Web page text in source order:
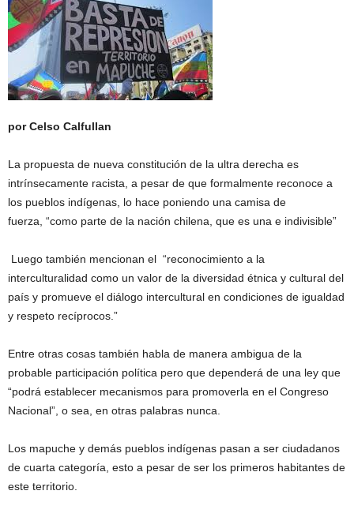
por Celso Calfullan
La propuesta de nueva constitución de la ultra derecha es
intrínsecamente racista, a pesar de que formalmente reconoce a
los pueblos indígenas, lo hace poniendo una camisa de
fuerza, “como parte de la nación chilena, que es una e indivisible”
Luego también mencionan el “reconocimiento a la
interculturalidad como un valor de la diversidad étnica y cultural del
país y promueve el diálogo intercultural en condiciones de igualdad
y respeto recíprocos.”
Entre otras cosas también habla de manera ambigua de la
probable participación política pero que dependerá de una ley que
“podrá establecer mecanismos para promoverla en el Congreso
Nacional”, o sea, en otras palabras nunca.
Los mapuche y demás pueblos indígenas pasan a ser ciudadanos
de cuarta categoría, esto a pesar de ser los primeros habitantes de
este territorio.